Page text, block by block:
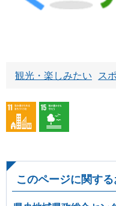
観光・楽しみたい ス
このページに関す